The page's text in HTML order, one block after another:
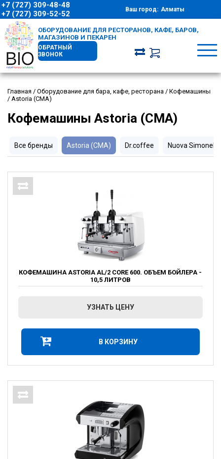
+7 (727) 309-48-48
+7 (727) 309-52-52
Ваш город: Алматы
ОБОРУДОВАНИЕ ДЛЯ РЕСТОРАНОВ, КАФЕ, БАРОВ,
МАГАЗИНОВ И ПЕКАРЕН
ОБРАТНЫЙ
ЗВОНОК
Главная / Оборудование для бара, кафе, ресторана / Кофемашины
/ Astoria (CMA)
Кофемашины Astoria (CMA)
Все бренды Astoria (CMA) Dr.coffee Nuova Simonelli
КОФЕМАШИНА ASTORIA AL/2 CORE 600. ОБЪЕМ БОЙЛЕРА -
10,5 ЛИТРОВ
УЗНАТЬ ЦЕНУ
В КОРЗИНУ